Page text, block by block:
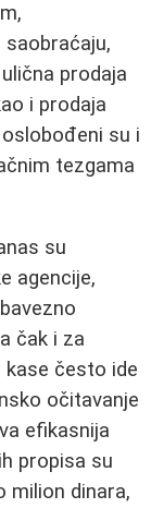
prodaja
i prodaja
su i
tezgama
su
agencije,
čak i za
kase često ide
očitavanje
efikasnija
propisa su
milion dinara,